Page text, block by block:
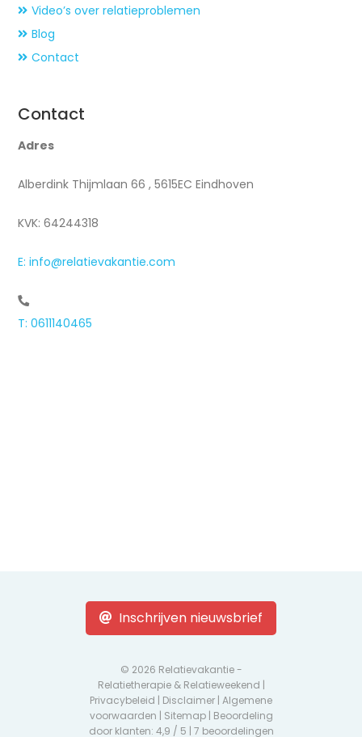
Video’s over relatieproblemen
Blog
Contact
Contact
Adres
Alberdink Thijmlaan 66 , 5615EC Eindhoven
KVK: 64244318
E: info@relatievakantie.com
T: 0611140465
Inschrijven nieuwsbrief
© 2026 Relatievakantie -
Relatietherapie & Relatieweekend |
Privacybeleid | Disclaimer | Algemene
voorwaarden | Sitemap| Beoordeling
door klanten: 4,9 / 5 | 7 beoordelingen